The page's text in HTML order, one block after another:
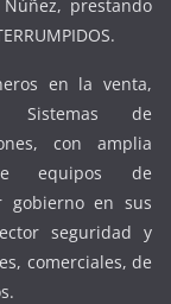
prestando
en la venta,
Sistemas de
con amplia
equipos de
gobierno en sus
seguridad y
comerciales, de